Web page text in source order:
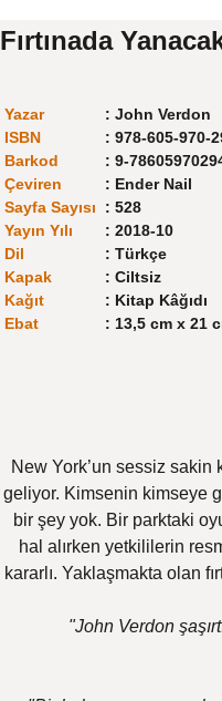
Fırtınada
Yazar : John Verdon
ISBN
: 978-605-970-
Barkod
: 9-
Çeviren
: Ender Nail
Sayfa Sayısı
: 528
Yayın Yılı
: 2018-10
Dil
: Türkçe
Kapak
: Ciltsiz
Kağıt
: Kitap Kâğıdı
Ebat
: 13,5 cm x 21
New York’un sessiz sakin
geliyor. Kimsenin kimseye
bir şey yok. Bir parktaki
hal alırken yetkililerin
kararlı. Yaklaşmakta olan
"John Verdon